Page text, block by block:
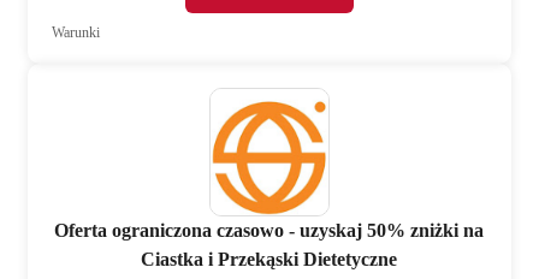
Warunki
Oferta ograniczona czasowo - uzyskaj 50% zniżki na
Ciastka i Przekąski Dietetyczne